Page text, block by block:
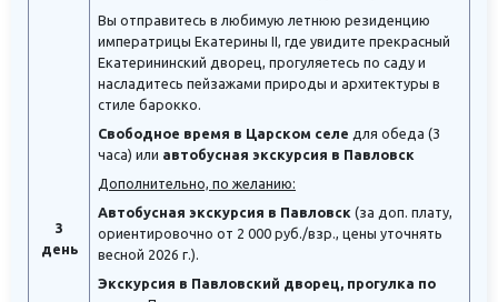
3
день
Вы отправитесь в любимую летнюю резиденцию
императрицы Екатерины II, где увидите прекрасный
Екатерининский дворец, прогуляетесь по саду и
насладитесь пейзажами природы и архитектуры в
стиле барокко.
Свободное время в Царском селе для обеда (3
часа) или автобусная экскурсия в Павловск
Дополнительно, по желанию:
Автобусная экскурсия в Павловск (за доп. плату,
ориентировочно от 2 000 руб./взр., цены уточнять
весной 2026 г.).
Экскурсия в Павловский дворец, прогулка по